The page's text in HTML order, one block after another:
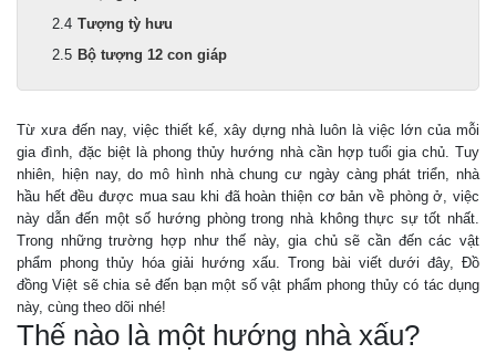
Tượng tỳ hưu
Bộ tượng 12 con giáp
Từ xưa đến nay, việc thiết kế, xây dựng nhà luôn là việc lớn của mỗi
gia đình, đặc biệt là phong thủy hướng nhà cần hợp tuổi gia chủ. Tuy
nhiên, hiện nay, do mô hình nhà chung cư ngày càng phát triển, nhà
hầu hết đều được mua sau khi đã hoàn thiện cơ bản về phòng ở, việc
này dẫn đến một số hướng phòng trong nhà không thực sự tốt nhất.
Trong những trường hợp như thế này, gia chủ sẽ cần đến các vật
phẩm phong thủy hóa giải hướng xấu. Trong bài viết dưới đây, Đồ
đồng Việt sẽ chia sẻ đến bạn một số vật phẩm phong thủy có tác dụng
này, cùng theo dõi nhé!
Thế nào là một hướng nhà xấu?